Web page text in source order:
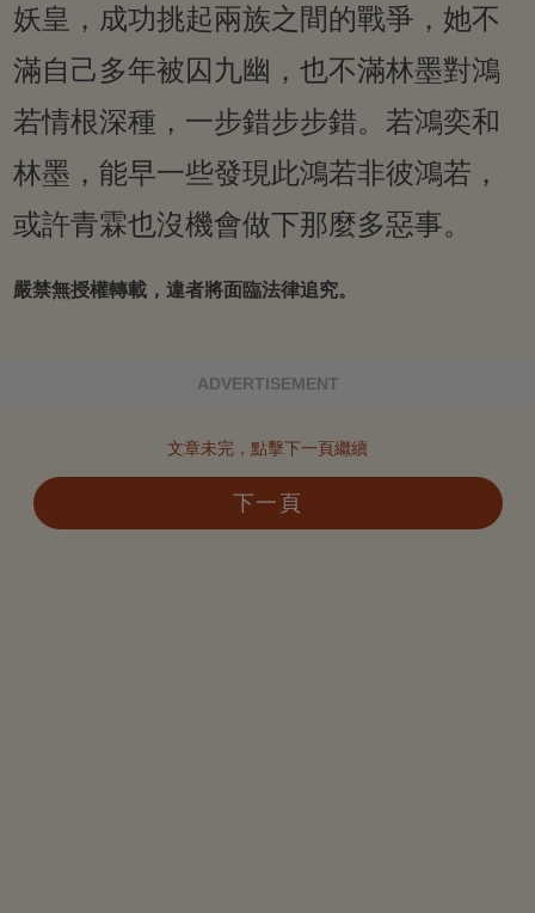
妖皇，成功挑起兩族之間的戰爭，她不
滿自己多年被囚九幽，也不滿林墨對鴻
若情根深種，一步錯步步錯。若鴻奕和
林墨，能早一些發現此鴻若非彼鴻若，
或許青霖也沒機會做下那麼多惡事。
嚴禁無授權轉載，違者將面臨法律追究。
ADVERTISEMENT
文章未完，點擊下一頁繼續
下一頁